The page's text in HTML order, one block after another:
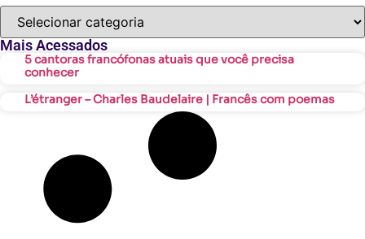
Mais Acessados
5 cantoras francófonas atuais que você precisa
conhecer
L’étranger – Charles Baudelaire | Francês com poemas